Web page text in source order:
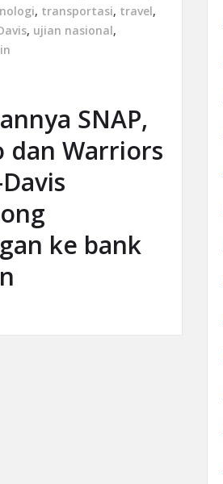
, transportasi, travel,
, ujian nasional,
SNAP,
dan Warriors
ke bank